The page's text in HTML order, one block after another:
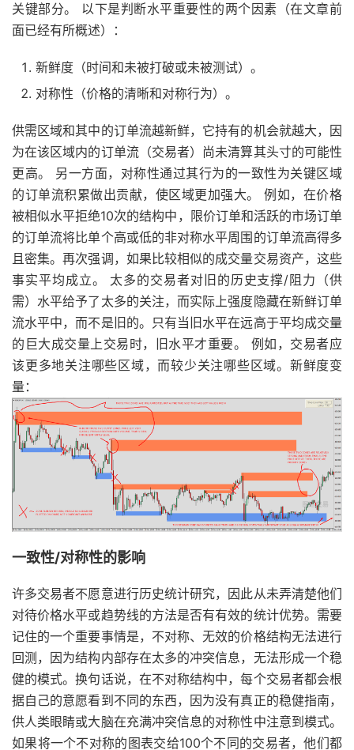
关键部分。 以下是判断水平重要性的两个因素（在文章前
面已经有所概述）：
新鲜度（时间和未被打破或未被测试）。
对称性（价格的清晰和对称行为）。
供需区域和其中的订单流越新鲜，它持有的机会就越大，因
为在该区域内的订单流（交易者）尚未清算其头寸的可能性
更高。 另一方面，对称性通过其行为的一致性为关键区域
的订单流积累做出贡献，使区域更加强大。 例如，在价格
被相似水平拒绝10次的结构中，限价订单和活跃的市场订单
的订单流将比单个高或低的非对称水平周围的订单流高得多
且密集。再次强调，如果比较相似的成交量交易资产，这些
事实平均成立。 太多的交易者对旧的历史支撑/阻力（供
需）水平给予了太多的关注，而实际上强度隐藏在新鲜订单
流水平中，而不是旧的。只有当旧水平在远高于平均成交量
的巨大成交量上交易时，旧水平才重要。 例如，交易者应
该更多地关注哪些区域，而较少关注哪些区域。新鲜度变
量：
一致性/对称性的影响
许多交易者不愿意进行历史统计研究，因此从未弄清楚他们
对待价格水平或趋势线的方法是否有有效的统计优势。需要
记住的一个重要事情是，不对称、无效的价格结构无法进行
回测，因为结构内部存在太多的冲突信息，无法形成一个稳
健的模式。换句话说，在不对称结构中，每个交易者都会根
据自己的意愿看到不同的东西，因为没有真正的稳健指南，
供人类眼睛或大脑在充满冲突信息的对称性中注意到模式。
如果将一个不对称的图表交给100个不同的交易者，他们都